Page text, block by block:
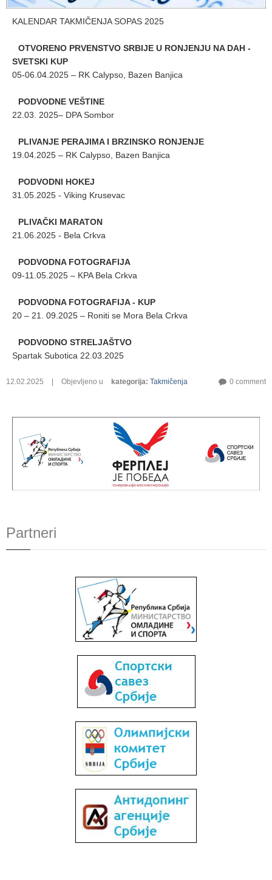
KALENDAR TAKMIČENJA SOPAS 2025
OTVORENO PRVENSTVO SRBIJE U RONJENJU NA DAH -
SVETSKI KUP
05-06.04.2025 – RK Calypso, Bazen Banjica
PODVODNE VEŠTINE
22.03. 2025– DPA Sombor
PLIVANJE PERAJIMA I BRZINSKO RONJENJE
19.04.2025 – RK Calypso, Bazen Banjica
PODVODNI HOKEJ
31.05.2025 - Viking Krusevac
PLIVAČKI MARATON
21.06.2025 - Bela Crkva
PODVODNA FOTOGRAFIJA
09-11.05.2025 – KPA Bela Crkva
PODVODNA FOTOGRAFIJA - KUP
20 – 21. 09.2025 – Roniti se Mora Bela Crkva
PODVODNO STRELJAŠTVO
Spartak Subotica 22.03.2025
12.02.2025 Objevljeno u kategorija: Takmičenja 0 comment
Partneri